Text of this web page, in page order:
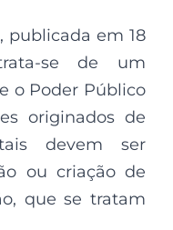
publicada em 18
se de um
o Poder Público
originados de
devem ser
ou criação de
que se tratam